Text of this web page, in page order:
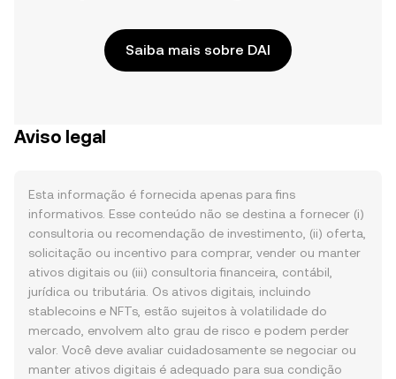
Saiba mais sobre DAI
Aviso legal
Esta informação é fornecida apenas para fins
informativos. Esse conteúdo não se destina a fornecer (i)
consultoria ou recomendação de investimento, (ii) oferta,
solicitação ou incentivo para comprar, vender ou manter
ativos digitais ou (iii) consultoria financeira, contábil,
jurídica ou tributária. Os ativos digitais, incluindo
stablecoins e NFTs, estão sujeitos à volatilidade do
mercado, envolvem alto grau de risco e podem perder
valor. Você deve avaliar cuidadosamente se negociar ou
manter ativos digitais é adequado para sua condição